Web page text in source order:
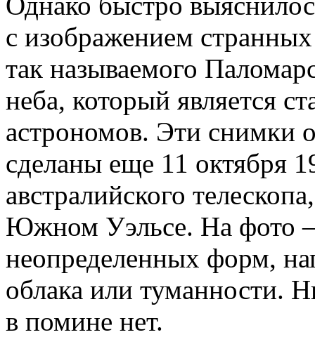
с изображением
так называемого
неба, который является
астрономов. Эти
сделаны еще 11 октября
австралийского
Южном Уэльсе. На фото
неопределенных форм,
облака или туманности.
в помине нет.